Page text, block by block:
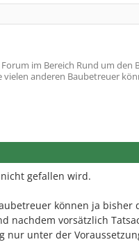
Forum im Bereich Rund um den
anderen Baubetreuer
gefallen wird.
können ja bisher
nachdem vorsätzlich
nur unter der